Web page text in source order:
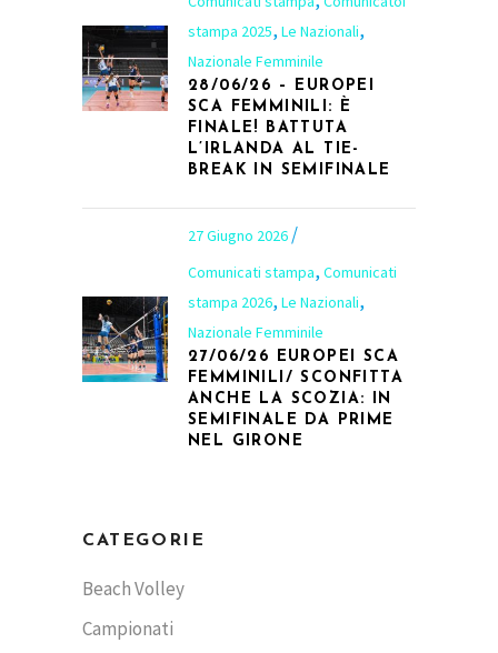
stampa 2025, Le Nazionali,
Nazionale Femminile
28/06/26 – EUROPEI
SCA FEMMINILI: È
FINALE! BATTUTA
L’IRLANDA AL TIE-
BREAK IN SEMIFINALE
27 Giugno 2026
Comunicati stampa, Comunicati
stampa 2026, Le Nazionali,
Nazionale Femminile
27/06/26 EUROPEI SCA
FEMMINILI/ SCONFITTA
ANCHE LA SCOZIA: IN
SEMIFINALE DA PRIME
NEL GIRONE
CATEGORIE
Beach Volley
Campionati